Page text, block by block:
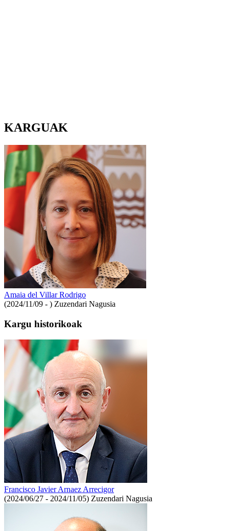
KARGUAK
Amaia del Villar Rodrigo
(2024/11/09 - ) Zuzendari Nagusia
Kargu historikoak
Francisco Javier Arnaez Arrecigor
(2024/06/27 - 2024/11/05) Zuzendari Nagusia